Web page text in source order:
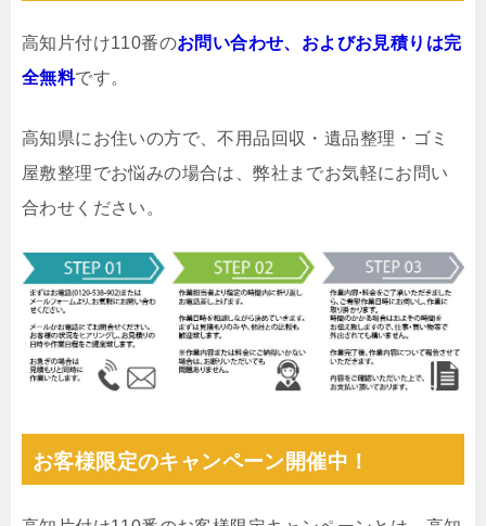
高知片付け110番のお問い合わせ、およびお見積りは完
全無料です。
高知県にお住いの方で、不用品回収・遺品整理・ゴミ
屋敷整理でお悩みの場合は、弊社までお気軽にお問い
合わせください。
お客様限定のキャンペーン開催中！